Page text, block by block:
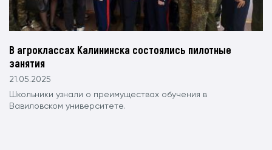
В агроклассах Калининска состоялись пилотные
занятия
21.05.2025
Школьники узнали о преимуществах обучения в
Вавиловском университете.